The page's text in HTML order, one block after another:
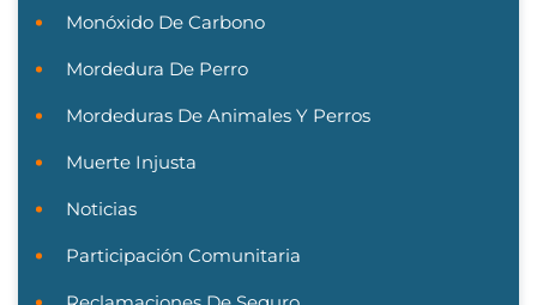
Monóxido De Carbono
Mordedura De Perro
Mordeduras De Animales Y Perros
Muerte Injusta
Noticias
Participación Comunitaria